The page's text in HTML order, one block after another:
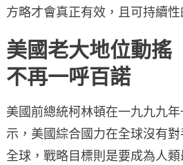
方略才會真正有效，且可持續性
美國老大地位動搖
不再一呼百諾
美國前總統柯林頓在一九九九
示，美國綜合國力在全球沒有
全球，戰略目標則是要成為人